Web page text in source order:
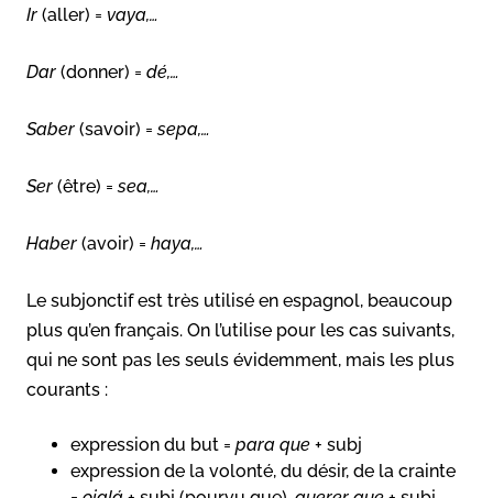
Ir (aller) = vaya,…
Dar (donner) = dé,…
Saber (savoir) =sepa,…
Ser (être) =sea,…
Haber (avoir) = haya,…
Le subjonctif est très utilisé en espagnol, beaucoup
plus qu’en français. On l’utilise pour les cas suivants,
qui ne sont pas les seuls évidemment, mais les plus
courants :
expression du but = para que + subj
expression de la volonté, du désir, de la crainte